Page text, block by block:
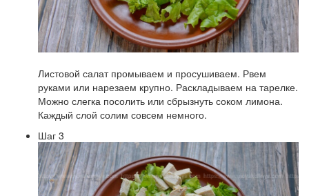
Листовой салат промываем и просушиваем. Рвем
руками или нарезаем крупно. Раскладываем на тарелке.
Можно слегка посолить или сбрызнуть соком лимона.
Каждый слой солим совсем немного.
Шаг 3